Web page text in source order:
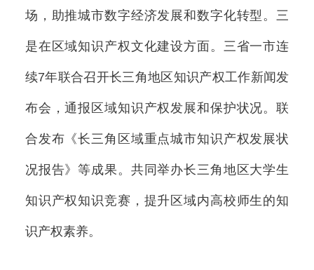
场，助推城市数字经济发展和数字化转型。三
是在区域知识产权文化建设方面。三省一市连
续7年联合召开长三角地区知识产权工作新闻发
布会，通报区域知识产权发展和保护状况。联
合发布《长三角区域重点城市知识产权发展状
况报告》等成果。共同举办长三角地区大学生
知识产权知识竞赛，提升区域内高校师生的知
识产权素养。